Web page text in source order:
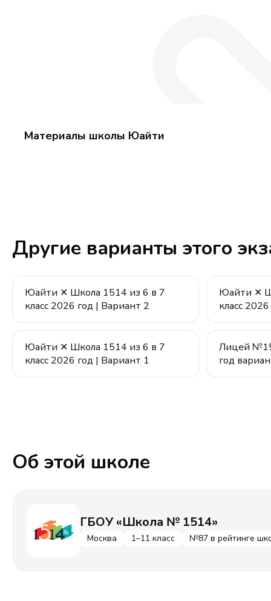
Материалы школы Юайти
Другие варианты этого
Юайти ✕ Школа 1514 из 6 в 7
класс 2026 год | Вариант 2
Юайти ✕
класс
Юайти ✕ Школа 1514 из 6 в 7
класс 2026 год | Вариант 1
Лицей
год
Об этой школе
ГБОУ «Школа № 1514»
Москва 1–11 класс №87 в рейтинге